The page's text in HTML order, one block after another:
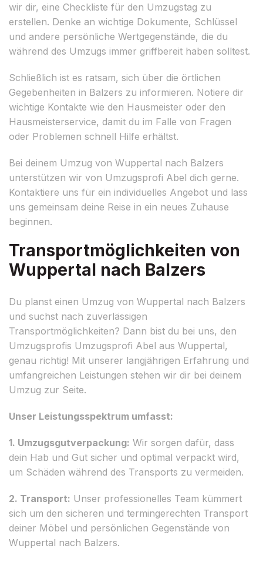
wir dir, eine Checkliste für den Umzugstag zu
erstellen. Denke an wichtige Dokumente, Schlüssel
und andere persönliche Wertgegenstände, die du
während des Umzugs immer griffbereit haben solltest.
Schließlich ist es ratsam, sich über die örtlichen
Gegebenheiten in Balzers zu informieren. Notiere dir
wichtige Kontakte wie den Hausmeister oder den
Hausmeisterservice, damit du im Falle von Fragen
oder Problemen schnell Hilfe erhältst.
Bei deinem Umzug von Wuppertal nach Balzers
unterstützen wir von Umzugsprofi Abel dich gerne.
Kontaktiere uns für ein individuelles Angebot und lass
uns gemeinsam deine Reise in ein neues Zuhause
beginnen.
Transportmöglichkeiten von
Wuppertal nach Balzers
Du planst einen Umzug von Wuppertal nach Balzers
und suchst nach zuverlässigen
Transportmöglichkeiten? Dann bist du bei uns, den
Umzugsprofis Umzugsprofi Abel aus Wuppertal,
genau richtig! Mit unserer langjährigen Erfahrung und
umfangreichen Leistungen stehen wir dir bei deinem
Umzug zur Seite.
Unser Leistungsspektrum umfasst:
1. Umzugsgutverpackung: Wir sorgen dafür, dass
dein Hab und Gut sicher und optimal verpackt wird,
um Schäden während des Transports zu vermeiden.
2. Transport: Unser professionelles Team kümmert
sich um den sicheren und termingerechten Transport
deiner Möbel und persönlichen Gegenstände von
Wuppertal nach Balzers.